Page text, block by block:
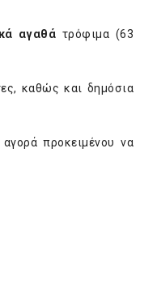
αγαθά τρόφιμα (63
καθώς και δημόσια
προκειμένου να